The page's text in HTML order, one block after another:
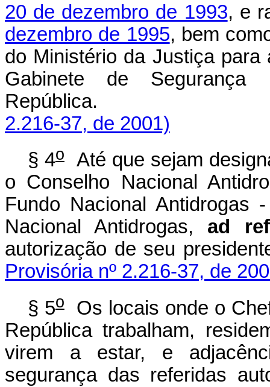
20 de dezembro de 1993, e
dezembro de 1995, bem
do Ministério da Justiça
Gabinete de Segurança
2.216-37, de 2001)
§ 4oAté que sejam
o Conselho Nacional
Fundo Nacional Antidrogas
Nacional Antidrogas, ad
autorização de seu
Provisória nº 2.216-37, de
§ 5oOs locais onde o
República trabalham,
virem a estar, e
segurança das referidas